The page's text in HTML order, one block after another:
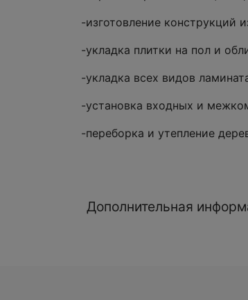
-изготовление конструкций
-укладка плитки на пол и
-укладка всех видов
-установка входных и
-переборка и утепление
Дополнительная